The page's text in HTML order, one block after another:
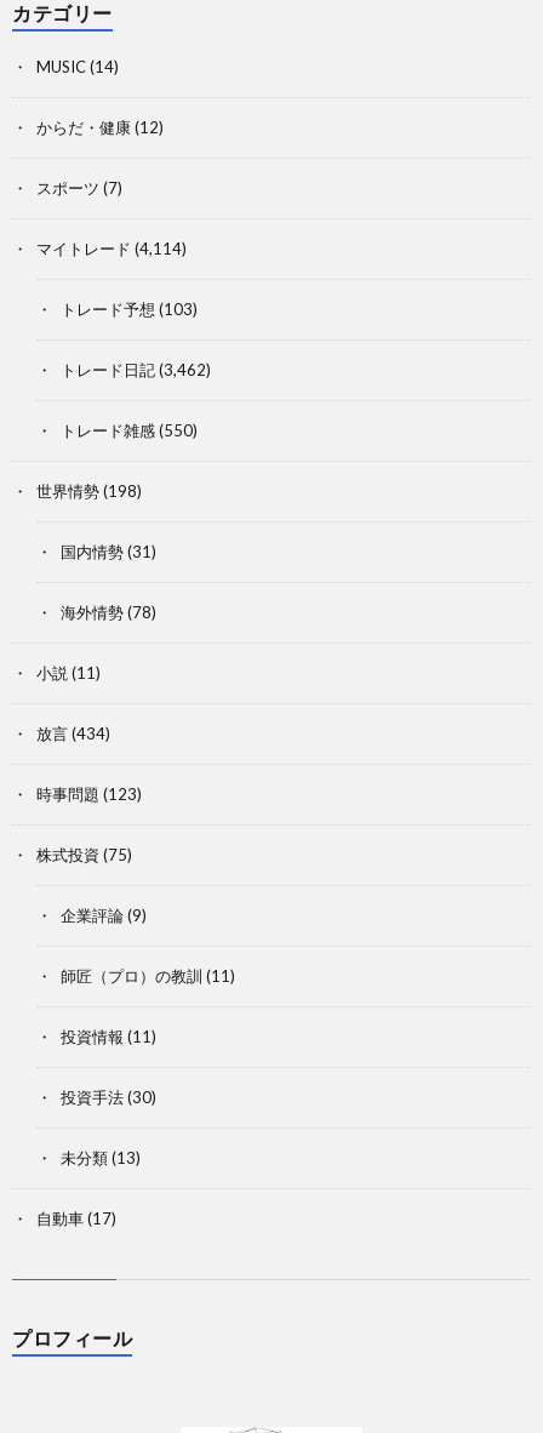
カテゴリー
MUSIC(14)
からだ・健康(12)
スポーツ (7)
マイトレード (4,114)
トレード予想 (103)
トレード日記(3,462)
トレード雑感(550)
世界情勢(198)
国内情勢(31)
海外情勢(78)
小説 (11)
放言(434)
時事問題 (123)
株式投資 (75)
企業評論(9)
師匠（プロ）の教訓 (11)
投資情報 (11)
投資手法(30)
未分類(13)
自動車(17)
プロフィール